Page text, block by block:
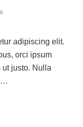
adipiscing elit.
orci ipsum
ut justo. Nulla